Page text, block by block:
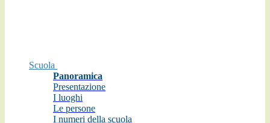
Scuola
Panoramica
Presentazione
I luoghi
Le persone
I numeri della scuola